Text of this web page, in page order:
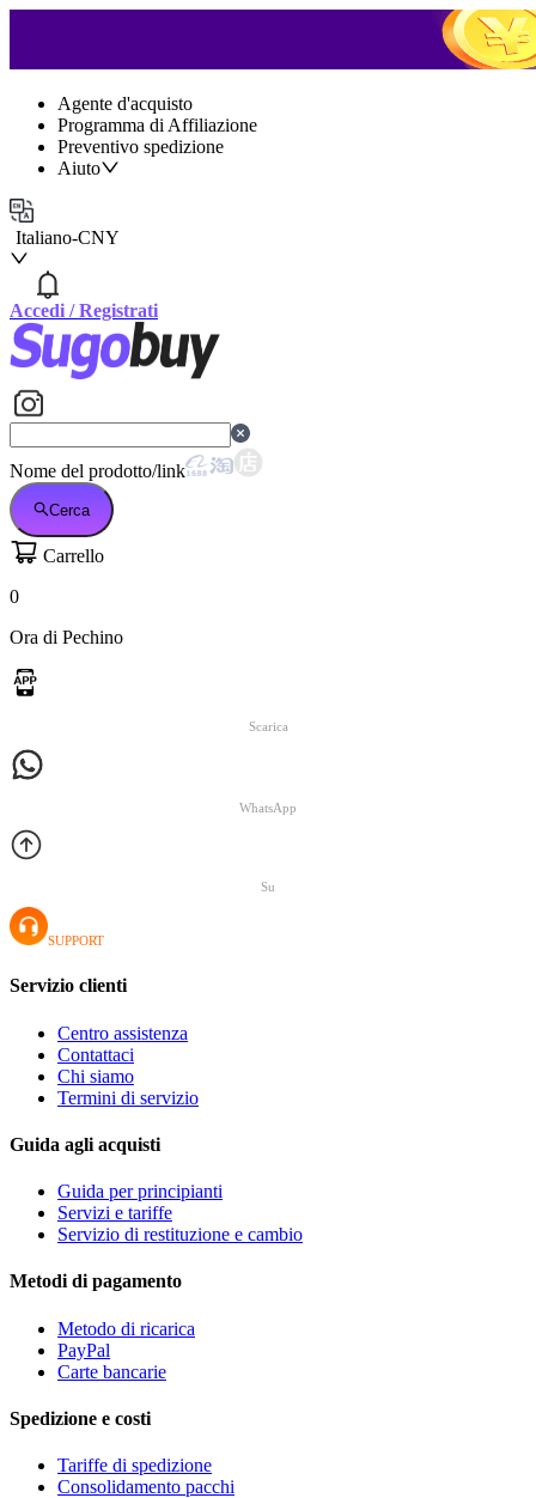
Agente d'acquisto
Programma di Affiliazione
Preventivo spedizione
Aiuto
Italiano-CNY
Accedi /Registrati
Nome del prodotto/link
Cerca
Carrello
0
Ora di Pechino
Scarica
WhatsApp
Su
SUPPORT
Servizio clienti
Centro assistenza
Contattaci
Chi siamo
Termini di servizio
Guida agli acquisti
Guida per principianti
Servizi e tariffe
Servizio di restituzione e cambio
Metodi di pagamento
Metodo di ricarica
PayPal
Carte bancarie
Spedizione e costi
Tariffe di spedizione
Consolidamento pacchi